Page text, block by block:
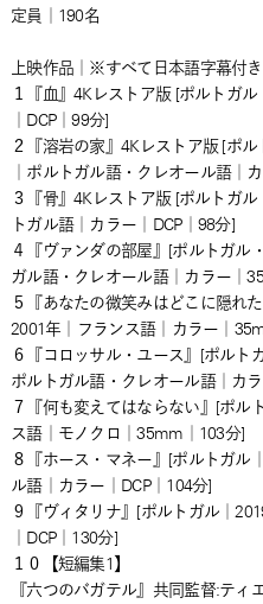
定員｜190名
上映作品｜※すべて日本語字幕付き
１『血』4Kレストア版 [ポルトガ
｜DCP｜99分]
２『溶岩の家』4Kレストア版 [ポ
｜ポルトガル語・クレオール語｜
３『骨』4Kレストア版 [ポルトガ
トガル語｜カラー｜DCP｜98分]
４『ヴァンダの部屋』[ポルトガル
ガル語・クレオール語｜カラー｜
５『あなたの微笑みはどこに隠れ
2001年｜フランス語｜カラー｜
６『コロッサル・ユース』[ポルト
ポルトガル語・クレオール語｜カ
７『何も変えてはならない』[ポル
ス語｜モノクロ｜35mm｜103分]
８『ホース・マネー』[ポルトガル
ル語｜カラー｜DCP｜104分]
９『ヴィタリナ』[ポルトガル｜
｜DCP｜130分]
１０【短編集1】
『六つのバガテル』共同監督:テ